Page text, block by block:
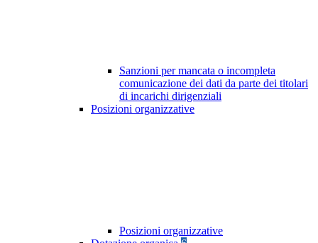
Sanzioni per mancata o incompleta
comunicazione dei dati da parte dei titolari
di incarichi dirigenziali
Posizioni organizzative
Posizioni organizzative